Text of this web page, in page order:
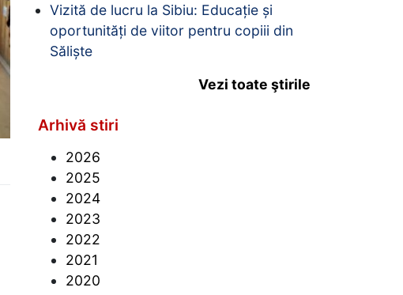
Vizită de lucru la Sibiu: Educație și
oportunități de viitor pentru copiii din
Săliște
Vezi toate ştirile
Arhivă stiri
2026
2025
2024
2023
2022
2021
2020